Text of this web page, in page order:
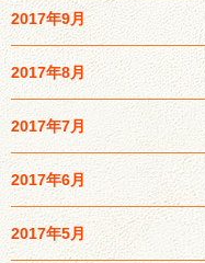
2017年9月
2017年8月
2017年7月
2017年6月
2017年5月